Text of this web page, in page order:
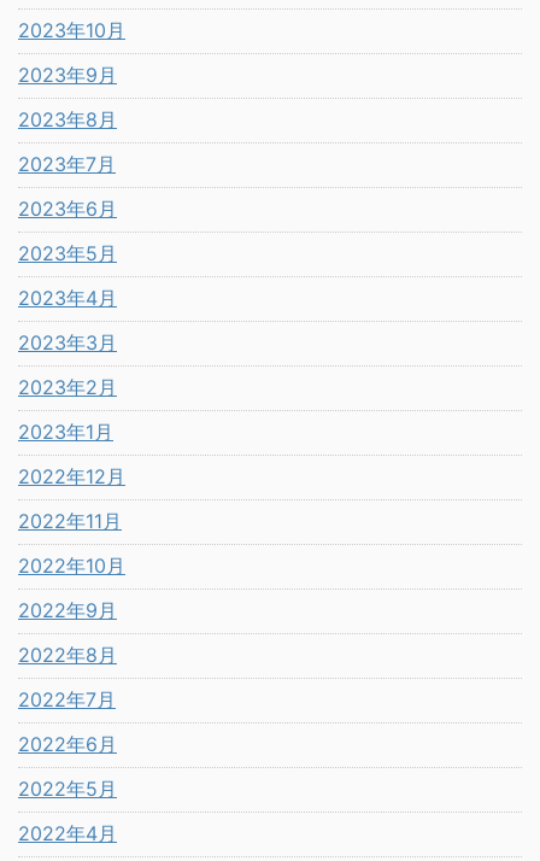
2023年10月
2023年9月
2023年8月
2023年7月
2023年6月
2023年5月
2023年4月
2023年3月
2023年2月
2023年1月
2022年12月
2022年11月
2022年10月
2022年9月
2022年8月
2022年7月
2022年6月
2022年5月
2022年4月